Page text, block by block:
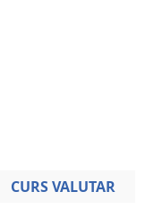
CURS VALUTAR